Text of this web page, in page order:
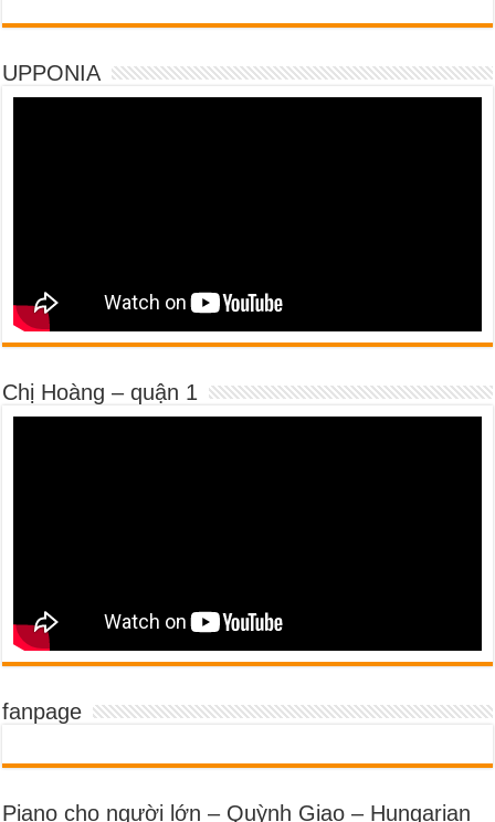
UPPONIA
Chị Hoàng – quận 1
fanpage
Piano cho người lớn – Quỳnh Giao – Hungarian